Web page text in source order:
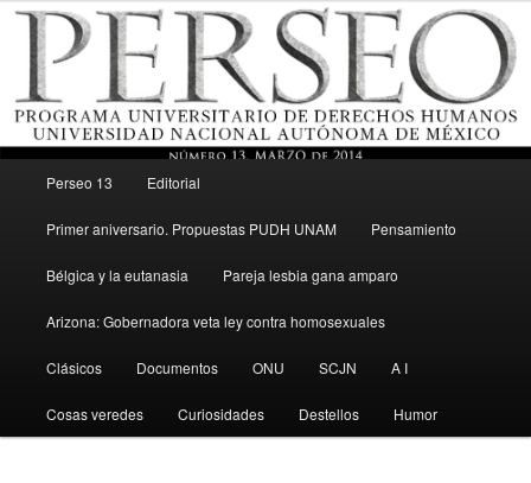
Perseo – PUDH UNAM
Ir al contenido secundario
Perseo 13 Editorial
Primer aniversario. Propuestas PUDH UNAM Pensamiento
Bélgica y la eutanasia Pareja lesbia gana amparo
Arizona: Gobernadora veta ley contra homosexuales
Clásicos Documentos ONU SCJN A I
Cosas veredes Curiosidades Destellos Humor